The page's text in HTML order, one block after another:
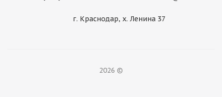
г. Краснодар, х. Ленина 37
2026 ©